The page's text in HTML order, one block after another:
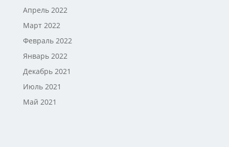
Апрель 2022
Март 2022
Февраль 2022
Январь 2022
Декабрь 2021
Июль 2021
Май 2021